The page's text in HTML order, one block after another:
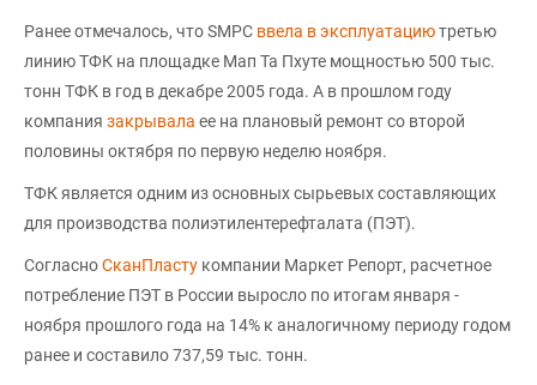
Ранее отмечалось, что SMPC ввела в эксплуатациютретью
линию ТФК на площадке Мап Та Пхуте мощностью 500 тыс.
тонн ТФК в год в декабре 2005 года. А в прошлом году
компания закрывала ее на плановый ремонт со второй
половины октября по первую неделю ноября.
ТФК является одним из основных сырьевых составляющих
для производства полиэтилентерефталата (ПЭТ).
СогласноСканПласту компании Маркет Репорт, расчетное
потребление ПЭТ в России выросло по итогам января -
ноября прошлого года на 14% к аналогичному периоду годом
ранее и составило 737,59 тыс. тонн.